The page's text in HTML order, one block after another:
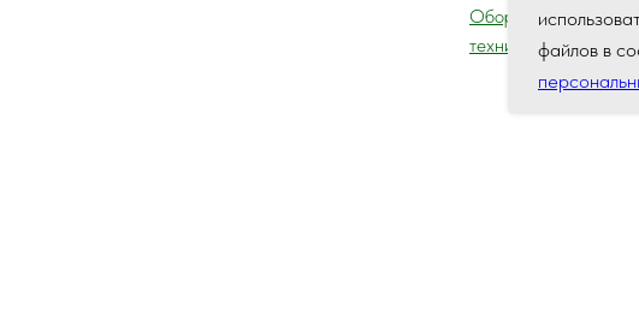
файлов в
Оборудование для
технического